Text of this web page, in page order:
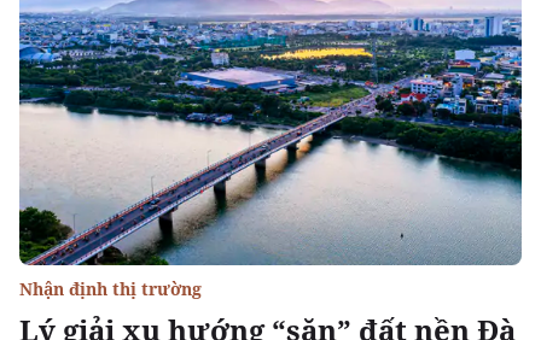
Lý giải xu hướng “săn” đất nền Đà
Nhận định thị trường